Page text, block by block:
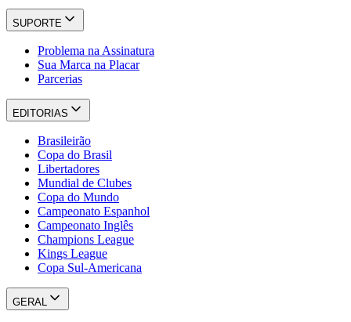
SUPORTE
Problema na Assinatura
Sua Marca na Placar
Parcerias
EDITORIAS
Brasileirão
Copa do Brasil
Libertadores
Mundial de Clubes
Copa do Mundo
Campeonato Espanhol
Campeonato Inglês
Champions League
Kings League
Copa Sul-Americana
GERAL